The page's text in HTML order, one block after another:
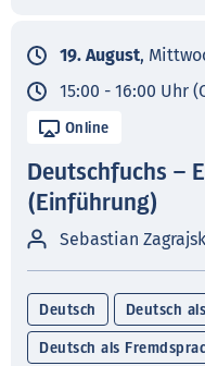
19. August,
15:00 - 16:00 Uhr
Online
Deutschfuchs –
(Einführung)
Sebastian
Deutsch Deutsch
Deutsch als